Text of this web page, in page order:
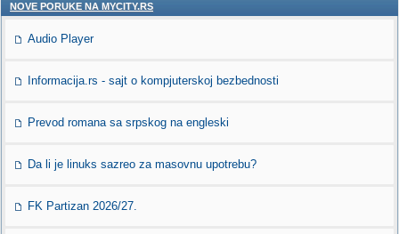
NOVE PORUKE NA MYCITY.RS
Audio Player
Informacija.rs - sajt o kompjuterskoj bezbednosti
Prevod romana sa srpskog na engleski
Da li je linuks sazreo za masovnu upotrebu?
FK Partizan 2026/27.